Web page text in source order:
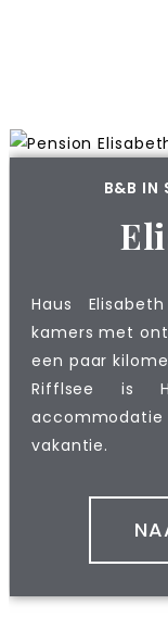
B&B IN
Haus
kamers met
een paar
Rifflsee is
vakantie.